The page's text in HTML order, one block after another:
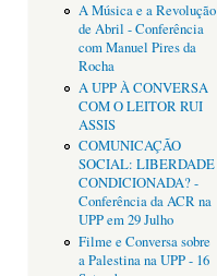
A Música e a Revolução
de Abril - Conferência
com Manuel Pires da
Rocha
A UPP À CONVERSA
COM O LEITOR RUI
ASSIS
COMUNICAÇÃO
SOCIAL: LIBERDADE
CONDICIONADA? -
Conferência da ACR na
UPP em 29 Julho
Filme e Conversa sobre
a Palestina na UPP - 16